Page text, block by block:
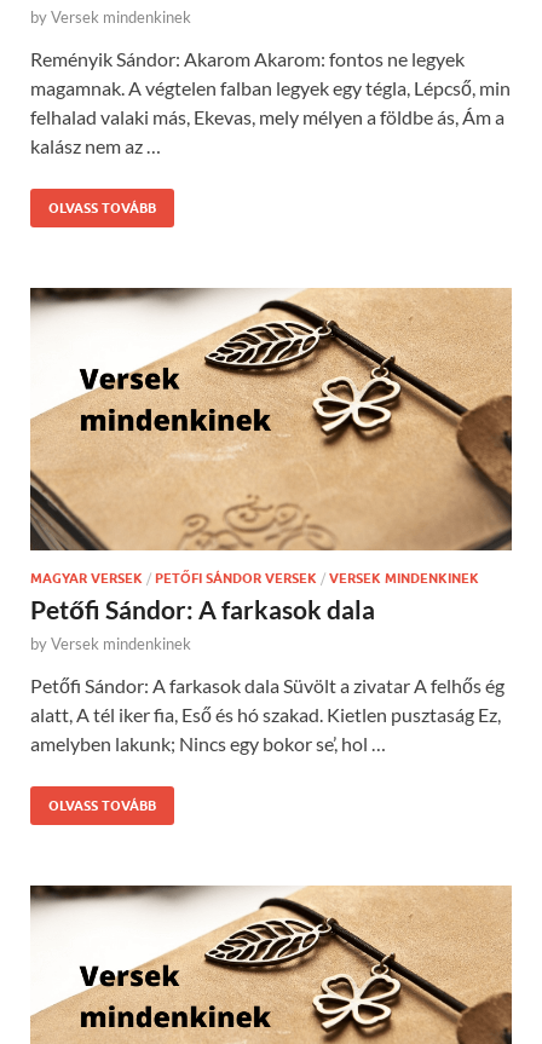
byVersek mindenkinek
Reményik Sándor: Akarom Akarom: fontos ne legyek
magamnak. A végtelen falban legyek egy tégla, Lépcső, min
felhalad valaki más, Ekevas, mely mélyen a földbe ás, Ám a
kalász nem az …
OLVASS TOVÁBB
MAGYAR VERSEK / PETŐFI SÁNDOR VERSEK / VERSEK MINDENKINEK
Petőfi Sándor: A farkasok dala
byVersek mindenkinek
Petőfi Sándor: A farkasok dala Süvölt a zivatar A felhős ég
alatt, A tél iker fia, Eső és hó szakad. Kietlen pusztaság Ez,
amelyben lakunk; Nincs egy bokor se’, hol …
OLVASS TOVÁBB